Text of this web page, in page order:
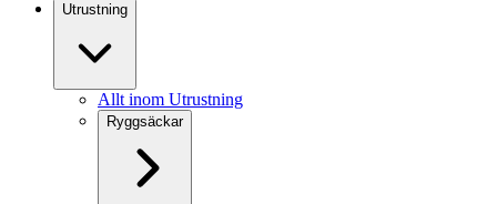
Utrustning
Allt inom Utrustning
Ryggsäckar